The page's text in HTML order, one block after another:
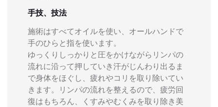
手技、技法
施術はすべてオイルを使い、オールハンドで
手のひらと指を使います。
ゆっくりしっかりと圧をかけながらリンパの
流れに沿って押していき汗がじんわり出るま
で身体をほぐし、疲れやコリを取り除いてい
きます。リンパの流れを整えるので、疲労回
復はもちろん、くすみやむくみを取り除き美